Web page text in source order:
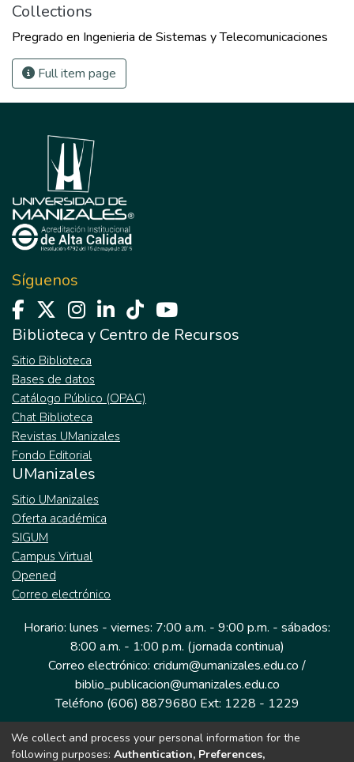
Collections
Pregrado en Ingenieria de Sistemas y Telecomunicaciones
Full item page
Síguenos
Biblioteca y Centro de Recursos
Sitio Biblioteca
Bases de datos
Catálogo Público (OPAC)
Chat Biblioteca
Revistas UManizales
Fondo Editorial
UManizales
Sitio UManizales
Oferta académica
SIGUM
Campus Virtual
Opened
Correo electrónico
Horario: lunes - viernes: 7:00 a.m. - 9:00 p.m. - sábados:
8:00 a.m. - 1:00 p.m. (jornada continua)
Correo electrónico: cridum@umanizales.edu.co /
biblio_publicacion@umanizales.edu.co
Teléfono (606) 8879680 Ext: 1228 - 1229
Dirección: Cra 9 a # 19-03 Edificio histórico, piso 1
We collect and process your personal information for the
following purposes: Authentication, Preferences,